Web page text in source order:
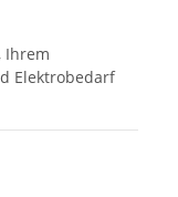
Ihrem
Elektrobedarf